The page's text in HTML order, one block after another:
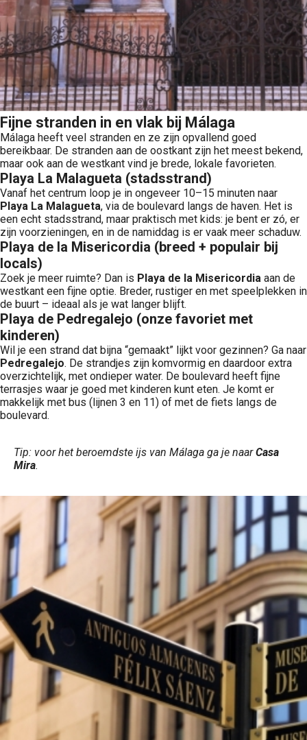
Fijne stranden in en vlak bij Málaga
Málaga heeft veel stranden en ze zijn opvallend goed
bereikbaar. De stranden aan de oostkant zijn het meest bekend,
maar ook aan de westkant vind je brede, lokale favorieten.
Playa La Malagueta (stadsstrand)
Vanaf het centrum loop je in ongeveer 10–15 minuten naar
Playa La Malagueta, via de boulevard langs de haven. Het is
een echt stadsstrand, maar praktisch met kids: je bent er zó, er
zijn voorzieningen, en in de namiddag is er vaak meer schaduw.
Playa de la Misericordia (breed + populair bij
locals)
Zoek je meer ruimte? Dan is Playa de la Misericordia aan de
westkant een fijne optie. Breder, rustiger en met speelplekken in
de buurt – ideaal als je wat langer blijft.
Playa de Pedregalejo (onze favoriet met
kinderen)
Wil je een strand dat bijna “gemaakt” lijkt voor gezinnen? Ga naar
Pedregalejo. De strandjes zijn komvormig en daardoor extra
overzichtelijk, met ondieper water. De boulevard heeft fijne
terrasjes waar je goed met kinderen kunt eten. Je komt er
makkelijk met bus (lijnen 3 en 11) of met de fiets langs de
boulevard.
Tip: voor het beroemdste ijs van Málaga ga je naarCasa
Mira.